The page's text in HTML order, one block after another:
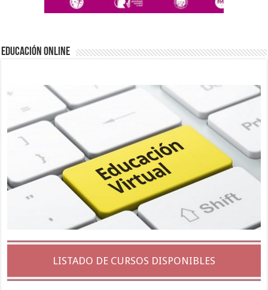
EDUCACIÓN ONLINE
LISTADO DE CURSOS DISPONIBLES